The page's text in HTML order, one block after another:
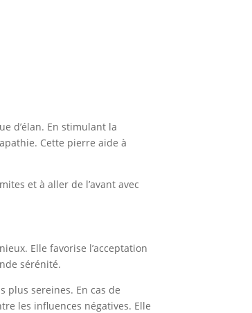
d’élan. En stimulant la
Cette pierre aide à
et à aller de l’avant avec
Elle favorise l’acceptation
sérénité.
plus sereines. En cas de
les influences négatives. Elle